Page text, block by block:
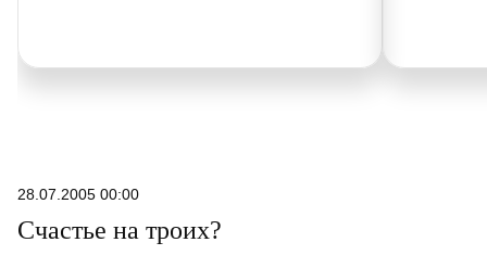
28.07.2005 00:00
Счастье на троих?